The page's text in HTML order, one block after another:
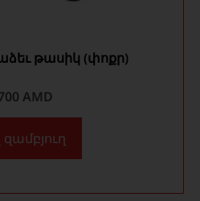
թասիկ (փոքր)
AMD
զամբյուղ